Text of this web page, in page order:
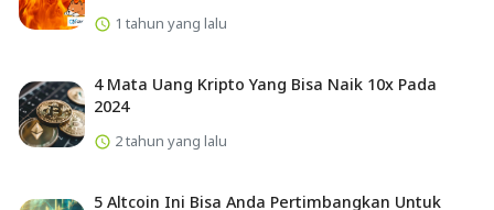
1 tahun yang lalu
4 Mata Uang Kripto Yang Bisa Naik 10x Pada
2024
2 tahun yang lalu
5 Altcoin Ini Bisa Anda Pertimbangkan Untuk